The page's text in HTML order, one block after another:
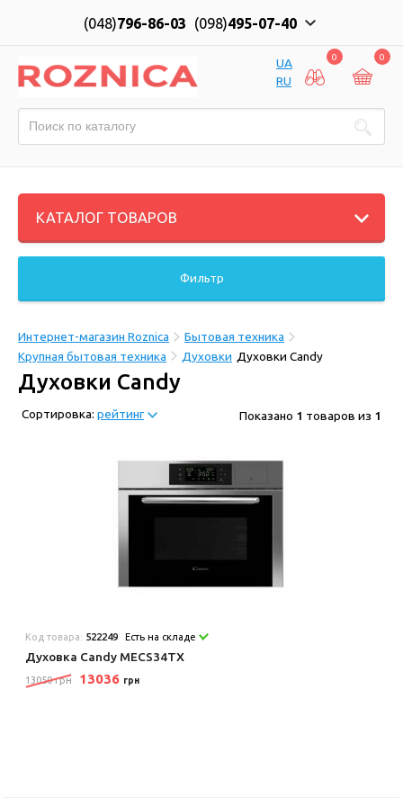
(048)796-86-03 (098)495-07-40
UA
RU
0 0
КАТАЛОГ ТОВАРОВ
Фильтр
Интернет-магазин Roznica
Бытовая техника
Крупная бытовая техника
Духовки Духовки Candy
Духовки Candy
Сортировка: рейтинг Показано 1 товаров из 1
Код товара: 522249 Есть на складе
Духовка Candy MECS34TX
13050 грн 13036 грн